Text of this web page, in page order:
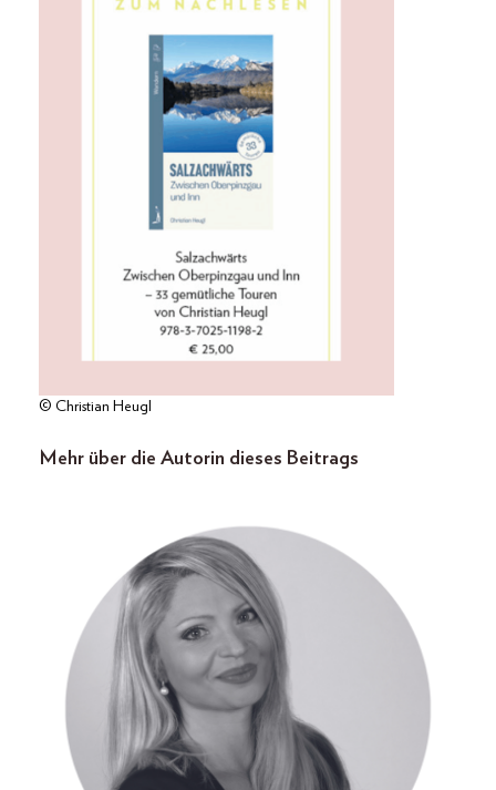
© Christian Heugl
Mehr über die Autorin dieses Beitrags